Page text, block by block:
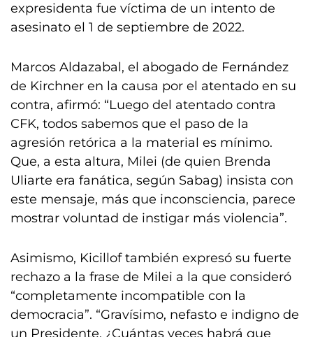
expresidenta fue víctima de un intento de
asesinato el 1 de septiembre de 2022.
Marcos Aldazabal, el abogado de Fernández
de Kirchner en la causa por el atentado en su
contra, afirmó: “Luego del atentado contra
CFK, todos sabemos que el paso de la
agresión retórica a la material es mínimo.
Que, a esta altura, Milei (de quien Brenda
Uliarte era fanática, según Sabag) insista con
este mensaje, más que inconsciencia, parece
mostrar voluntad de instigar más violencia”.
Asimismo, Kicillof también expresó su fuerte
rechazo a la frase de Milei a la que consideró
“completamente incompatible con la
democracia”. “Gravísimo, nefasto e indigno de
un Presidente. ¿Cuántas veces habrá que